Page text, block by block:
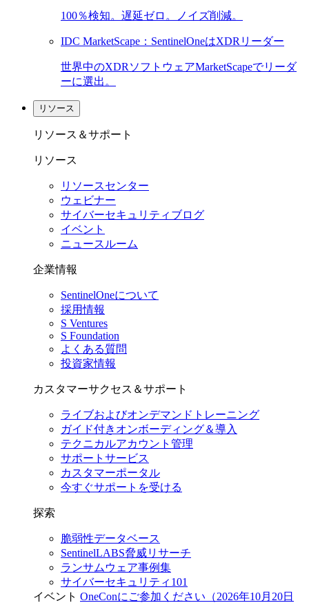
100％検知。遅延ゼロ。ノイズ削減。
IDC MarketScape：SentinelOneはXDRリーダー
世界中のXDRソフトウェアMarketScapeでリーダ
ーに選出。
リソース
リソース＆サポート
リソース
リソースセンター
ウェビナー
サイバーセキュリティブログ
イベント
ニュースルーム
企業情報
SentinelOneについて
採用情報
S Ventures
S Foundation
よくある質問
投資家情報
カスタマーサクセス＆サポート
ライブおよびオンデマンドトレーニング
ガイド付きオンボーディング＆導入
テクニカルアカウント管理
サポートサービス
カスタマーポータル
今すぐサポートを受ける
探索
脆弱性データベース
SentinelLABS脅威リサーチ
ランサムウェア事例集
サイバーセキュリティ101
イベント OneConにご参加ください（2026年10月20日